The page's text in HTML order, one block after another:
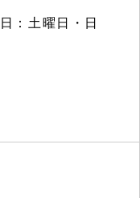
：土曜日・日